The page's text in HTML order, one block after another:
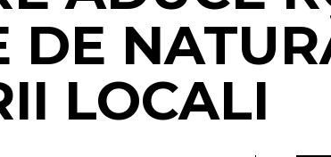
DE
LOCALI